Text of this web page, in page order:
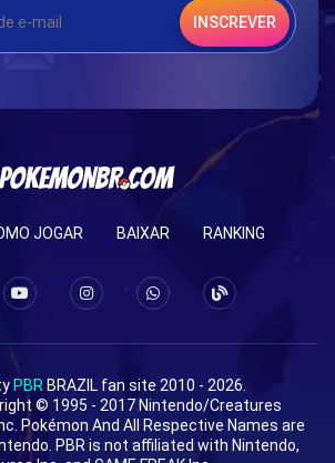
INSCREVER
JOGAR BAIXAR RANKING
PBR BRAZIL fan site 2010 - 2026.
© 1995 - 2017 Nintendo/Creatures
Pokémon And All Respective Names are
PBR is not affiliated with Nintendo,